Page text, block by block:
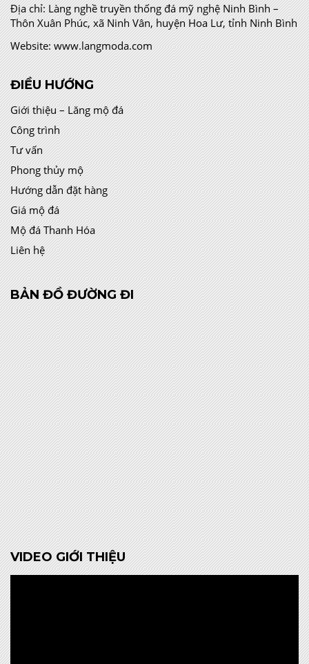
Địa chỉ:Làng nghề truyền thống đá mỹ nghệ Ninh Bình –
Thôn Xuân Phúc, xã Ninh Vân, huyện Hoa Lư, tỉnh Ninh Bình
Website: www.langmoda.com
ĐIỀU HƯỚNG
Giới thiệu – Lăng mộ đá
Công trình
Tư vấn
Phong thủy mộ
Hướng dẫn đặt hàng
Giá mộ đá
Mộ đá Thanh Hóa
Liên hệ
BẢN ĐỒ ĐƯỜNG ĐI
VIDEO GIỚI THIỆU